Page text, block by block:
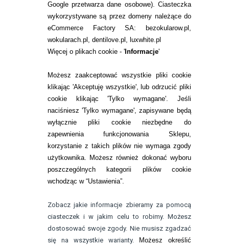
Google przetwarza dane osobowe). Ciasteczka
wykorzystywane są przez domeny należące do
eCommerce Factory SA: bezokularow.pl,
wokularach.pl, dentilove.pl, luxwhite.pl
Więcej o plikach cookie - 'Informacje'
Możesz zaakceptować wszystkie pliki cookie
klikając 'Akceptuję wszystkie', lub odrzucić pliki
cookie klikając 'Tylko wymagane'. Jeśli
naciśniesz 'Tylko wymagane', zapisywane będą
wyłącznie pliki cookie niezbędne do
zapewnienia funkcjonowania Sklepu,
korzystanie z takich plików nie wymaga zgody
użytkownika. Możesz również dokonać wyboru
poszczególnych kategorii plików cookie
wchodząc w “Ustawienia”.
Zobacz jakie informacje zbieramy za pomocą
ciasteczek i w jakim celu to robimy. Możesz
dostosować swoje zgody. Nie musisz zgadzać
się na wszystkie warianty.
Możesz określić
WARUNKI ZAKUPÓW
RANKINGI SOCZEWEK
SOCZEWKI KOLOROWE
Zwrot (odstąpienie od umowy)
ZMIEŃ USTAWIENIA ZGODY NA CIASTECZKA
KONTAKT
telefon:
22 113 44 42
telefon:
732 08 08 72
kontakt@bezokularow.pl